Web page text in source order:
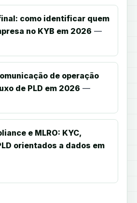
como identificar quem
no KYB em 2026 —
de operação
de PLD em 2026 —
e MLRO: KYC,
orientados a dados em